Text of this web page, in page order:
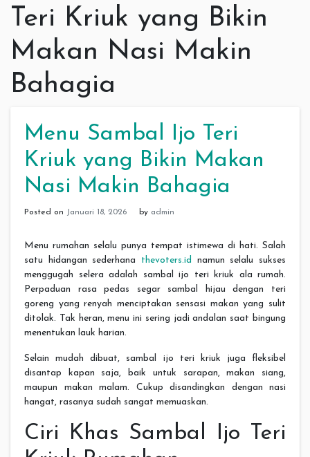
Teri Kriuk yang Bikin
Makan Nasi Makin
Bahagia
Menu Sambal Ijo Teri
Kriuk yang Bikin Makan
Nasi Makin Bahagia
Posted on Januari 18, 2026 by admin
Menu rumahan selalu punya tempat istimewa di hati. Salah
satu hidangan sederhana thevoters.id
namun selalu sukses
menggugah selera adalah sambal ijo teri kriuk ala rumah.
Perpaduan rasa pedas segar sambal hijau dengan teri
goreng yang renyah menciptakan sensasi makan yang sulit
ditolak. Tak heran, menu ini sering jadi andalan saat bingung
menentukan lauk harian.
Selain mudah dibuat, sambal ijo teri kriuk juga fleksibel
disantap kapan saja, baik untuk sarapan, makan siang,
maupun makan malam. Cukup disandingkan dengan nasi
hangat, rasanya sudah sangat memuaskan.
Ciri Khas Sambal Ijo Teri